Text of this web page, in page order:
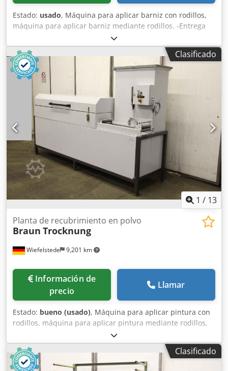
Estado: usado, Máquina para aplicar barniz con rodillos,
máquina para aplicar barniz mediante rodillos. -Entrega
en las condiciones actuales, tal como se ha inspeccionado.
-Fabricante: Giardina -Ancho máximo: 1260 mm -Espacio
entre los rodillos: ajustable Dkjdpfx Ahec Uv Ncemjr -
Incluye: 3 unidades de cepillos -Potencia de conexión: 11
kW -Dimensiones: 4600/2360/1600 mm (alto) -Peso:
aproximadamente 4000 kg.
Clasificado
1 / 13
Wiefelstede 9,201 km
Planta de recubrimiento en polvo
Braun Trocknung
Información de
precio
Llamar
Estado: bueno (usado), Máquina para aplicar pintura con
rodillos, máquina para aplicar pintura mediante rodillos,
instalación para recubrimiento en polvo. -Secado y
extracción de aire: utilizada para la fabricación de
lamas/persianas. -Dimensiones: 2950/800/1920 mm (alto)
Djdpegal Agofx Ahmskr -Peso: 484 kg
Clasificado